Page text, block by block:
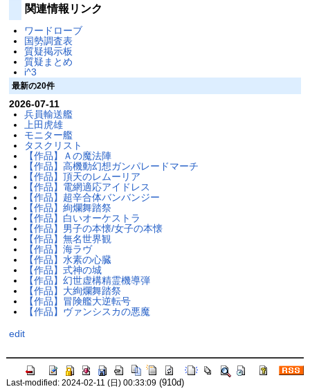
関連情報リンク
ワードローブ
国勢調査表
質疑掲示板
質疑まとめ
i^3
最新の20件
2026-07-11
兵員輸送艦
上田虎雄
モニター艦
タスクリスト
【作品】Ａの魔法陣
【作品】高機動幻想ガンパレードマーチ
【作品】頂天のレムーリア
【作品】電網適応アイドレス
【作品】超辛合体バンバンジー
【作品】絢爛舞踏祭
【作品】白いオーケストラ
【作品】男子の本懐/女子の本懐
【作品】無名世界観
【作品】海ラヴ
【作品】水素の心臓
【作品】式神の城
【作品】幻世虚構精霊機導弾
【作品】大絢爛舞踏祭
【作品】冒険艦大逆転号
【作品】ヴァンシスカの悪魔
edit
Last-modified: 2024-02-11 (日) 00:33:09(910d)